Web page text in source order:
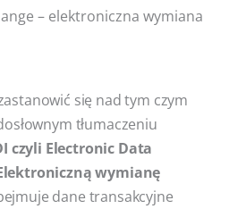
– elektroniczna wymiana
się nad tym czym
tłumaczeniu
czyli Electronic Data
wymianę
dane transakcyjne